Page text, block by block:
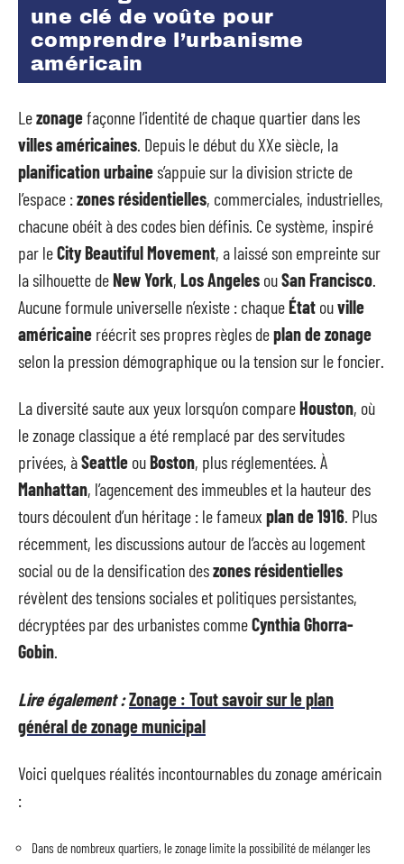
une clé de voûte pour
comprendre l’urbanisme
américain
Lezonagefaçonne l’identité de chaque quartier dans les
villes américaines . Depuis le début du XXe siècle, la
planification urbaines’appuie sur la division stricte de
l’espace :zones résidentielles, commerciales, industrielles,
chacune obéit à des codes bien définis. Ce système, inspiré
par leCity Beautiful Movement, a laissé son empreinte sur
la silhouette deNew York, Los Angeles ouSan Francisco
Aucune formule universelle n’existe : chaqueÉtat ouville
américaine réécrit ses propres règles deplan de zonage
selon la pression démographique ou la tension sur le foncier.
La diversité saute aux yeux lorsqu’on compareHouston, où
le zonage classique a été remplacé par des servitudes
privées, àSeattle ouBoston, plus réglementées. À
Manhattan, l’agencement des immeubles et la hauteur des
tours découlent d’un héritage : le fameux plan de 1916. Plus
récemment, les discussions autour de l’accès au logement
social ou de la densification deszones résidentielles
révèlent des tensions sociales et politiques persistantes,
décryptées par des urbanistes commeCynthia Ghorra-
Gobin.
Lire également :Zonage : Tout savoir sur le plan
général de zonage municipal
Voici quelques réalités incontournables du zonage américain
:
Dans de nombreux quartiers, le zonage limite la possibilité de mélanger les